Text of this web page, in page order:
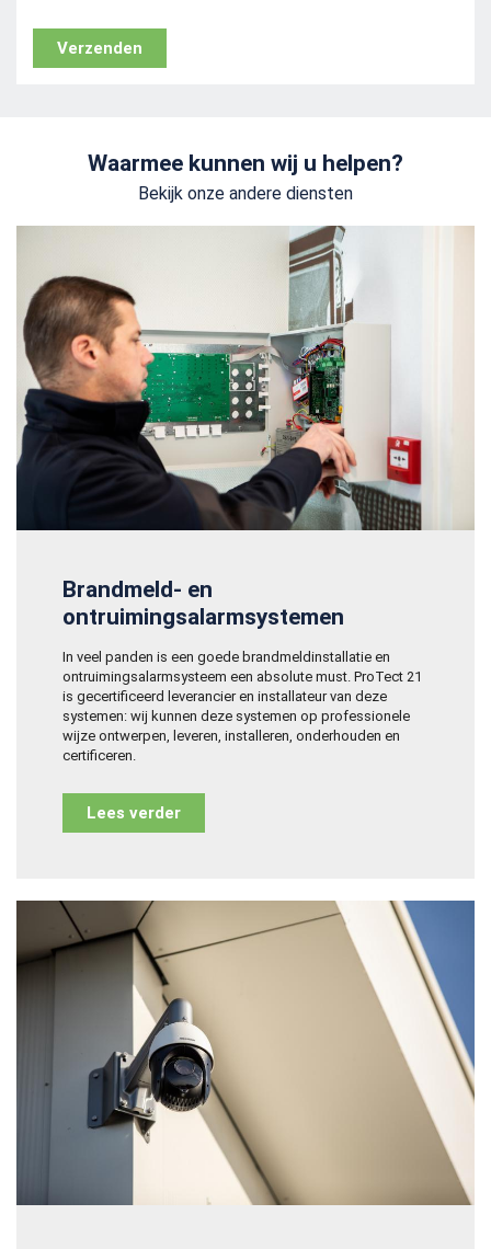
Verzenden
Waarmee kunnen wij u helpen?
Bekijk onze andere diensten
Brandmeld- en
ontruimingsalarmsystemen
In veel panden is een goede brandmeldinstallatie en
ontruimingsalarmsysteem een absolute must. ProTect 21
is gecertificeerd leverancier en installateur van deze
systemen: wij kunnen deze systemen op professionele
wijze ontwerpen, leveren, installeren, onderhouden en
certificeren.
Lees verder